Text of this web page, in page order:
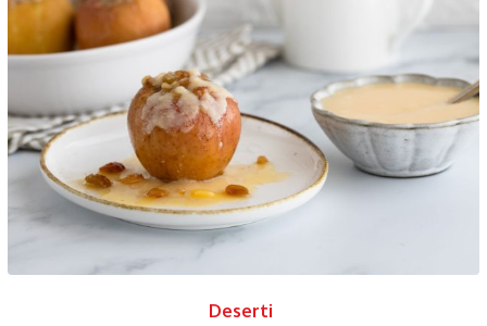
Deserti